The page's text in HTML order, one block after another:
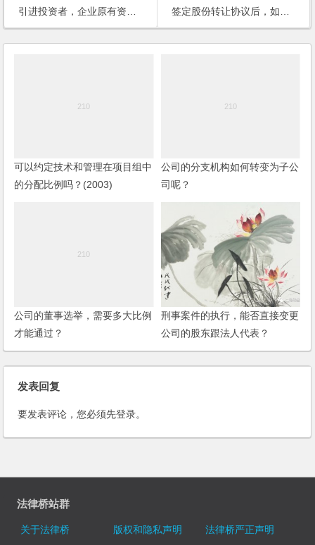
引进投资者，企业原有资产如何计算？股权比例如何确定？如何保护小股东的利益？
签定股份转让协议后，如何办理变更手续？公司的股东可以要求公司支付工资吗？
可以约定技术和管理在项目组中
的分配比例吗？(2003)
公司的分支机构如何转变为子公
司呢？
公司的董事选举，需要多大比例
才能通过？
刑事案件的执行，能否直接变更
公司的股东跟法人代表？
发表回复
要发表评论，您必须先登录。
法律桥站群
关于法律桥 版权和隐私声明
法律桥严正声明